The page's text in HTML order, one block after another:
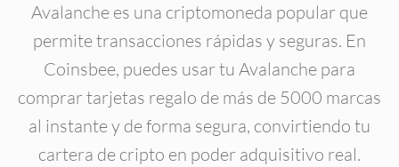
Avalanche es una criptomoneda popular que
permite transacciones rápidas y seguras. En
Coinsbee, puedes usar tu Avalanche para
comprar tarjetas regalo de más de 5000 marcas
al instante y de forma segura, convirtiendo tu
cartera de cripto en poder adquisitivo real.